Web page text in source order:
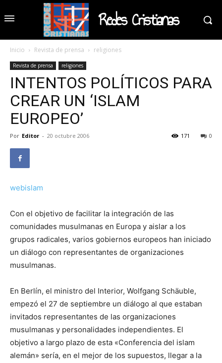
Redes Cristianas
Inicio Revista de prensa religiones
Revista de prensa religiones
INTENTOS POLÍTICOS PARA
CREAR UN ‘ISLAM
EUROPEO’
Por Editor - 20 octubre 2006 0
171
webislam
Con el objetivo de facilitar la integración de las
comunidades musulmanas en Europa y aislar a los
grupos radicales, varios gobiernos europeos han iniciado
un diálogo con representantes de organizaciones
musulmanas.
En Berlín, el ministro del Interior, Wolfgang Schäuble,
empezó el 27 de septiembre un diálogo al que estaban
invitados representantes de las organizaciones
musulmanas y personalidades independientes. El
objetivo a largo plazo de esta «Conferencia del islam
alemán» sería, en el mejor de los supuestos, llegar a la